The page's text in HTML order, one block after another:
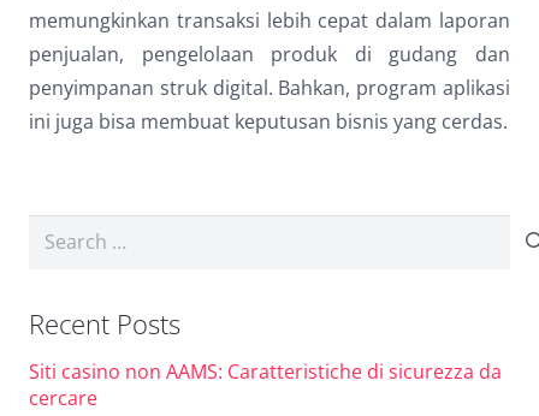
memungkinkan transaksi lebih cepat dalam laporan
penjualan, pengelolaan produk di gudang dan
penyimpanan struk digital. Bahkan, program aplikasi
ini juga bisa membuat keputusan bisnis yang cerdas.
Search
Recent Posts
Siti casino non AAMS: Caratteristiche di sicurezza da
cercare